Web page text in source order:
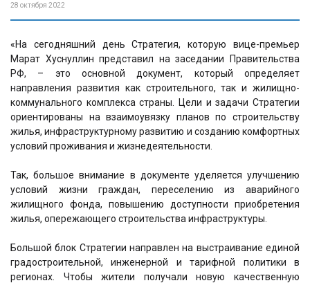
28 октября 2022
«На сегодняшний день Стратегия, которую вице-премьер
Марат Хуснуллин представил на заседании Правительства
РФ, – это основной документ, который определяет
направления развития как строительного, так и жилищно-
коммунального комплекса страны. Цели и задачи Стратегии
ориентированы на взаимоувязку планов по строительству
жилья, инфраструктурному развитию и созданию комфортных
условий проживания и жизнедеятельности.
Так, большое внимание в документе уделяется улучшению
условий жизни граждан, переселению из аварийного
жилищного фонда, повышению доступности приобретения
жилья, опережающего строительства инфраструктуры.
Большой блок Стратегии направлен на выстраивание единой
градостроительной, инженерной и тарифной политики в
регионах. Чтобы жители получали новую качественную